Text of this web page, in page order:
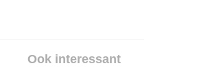
Ook interessant